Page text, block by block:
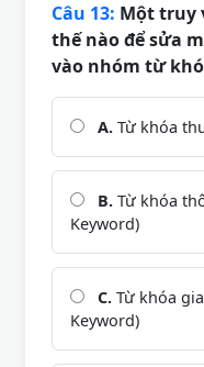
Câu 13: Một truy
thế nào để sửa
vào nhóm từ
A. Từ khóa
B. Từ khóa
Keyword)
C. Từ khóa
Keyword)